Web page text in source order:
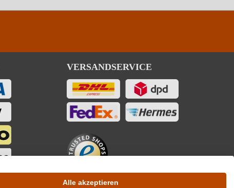
VERSANDSERVICE
Alle akzeptieren